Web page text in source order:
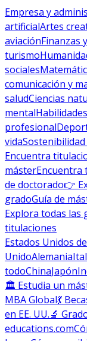
Empresa y
artificialArtes
aviaciónFinanzas
turismo
sociales
comunicación y
saludCiencias
mental
profesional
vida
Encuentra
másterEncuentra
de doctorado👉
gradoGuía de
Explora todas las
titulaciones
Estados Unidos
UnidoAlemania
todoChinaJapón
🏛 Estudia un
MBA Global💃
en EE. UU.🔬
educations.com